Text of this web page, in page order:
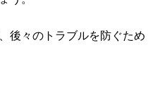
後々のトラブルを防ぐため